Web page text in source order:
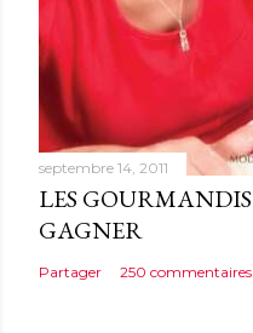
i
r
e
septembre 14, 2011
LES
GAGNER
Partager 250 commentaires